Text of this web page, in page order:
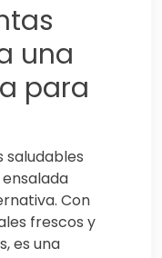
una
para
saludables
Con
frescos y
es una